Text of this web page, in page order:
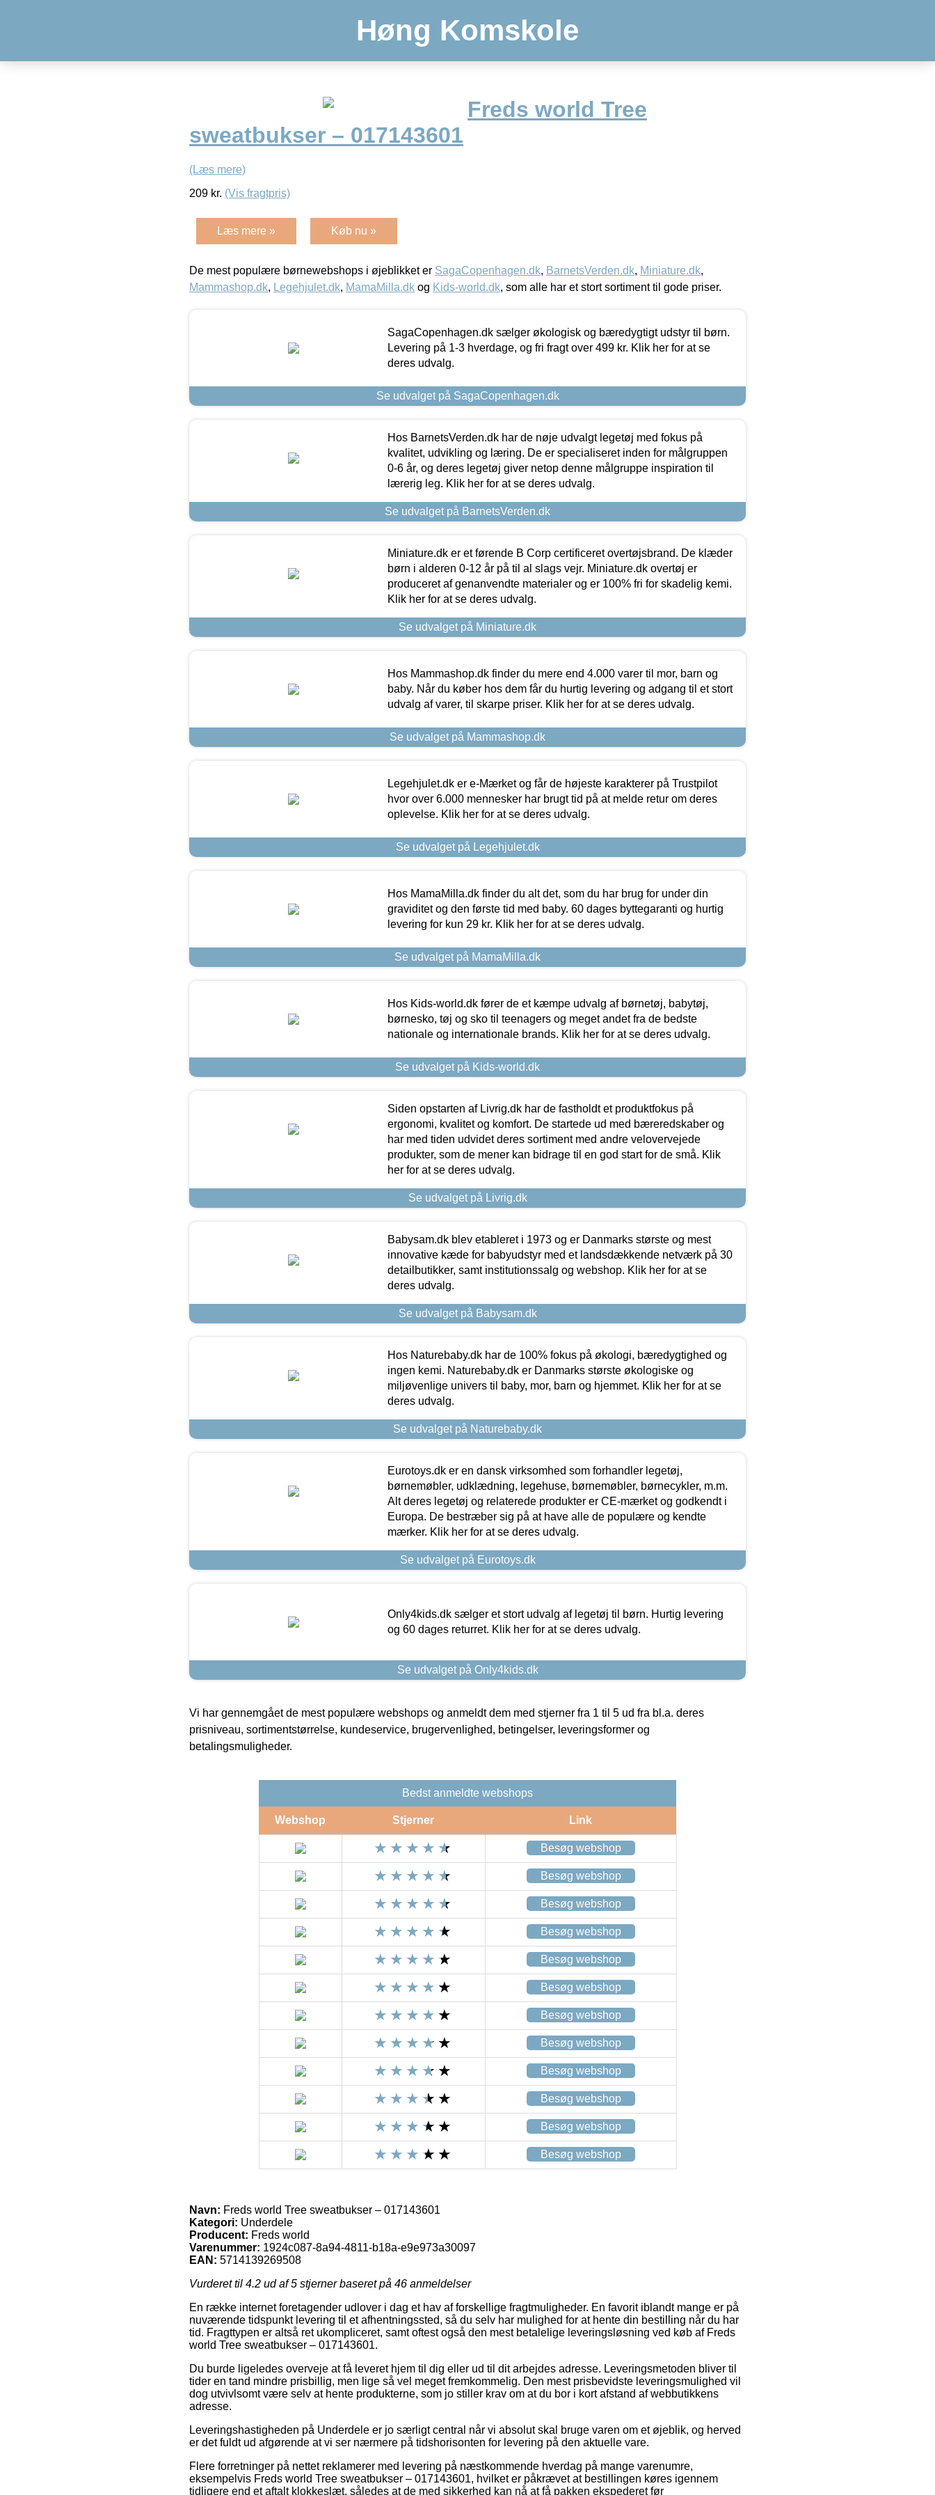
Høng Komskole
Freds world Tree
sweatbukser – 017143601
(Læs mere)
209 kr. (Vis fragtpris)
Læs mere » Køb nu »
De mest populære børnewebshops i øjeblikket er SagaCopenhagen.dk, BarnetsVerden.dk, Miniature.dk,
Mammashop.dk, Legehjulet.dk, MamaMilla.dk og Kids-world.dk, som alle har et stort sortiment til gode priser.
SagaCopenhagen.dk sælger økologisk og bæredygtigt udstyr til børn.
Levering på 1-3 hverdage, og fri fragt over 499 kr. Klik her for at se
deres udvalg.
Se udvalget på SagaCopenhagen.dk
Hos BarnetsVerden.dk har de nøje udvalgt legetøj med fokus på
kvalitet, udvikling og læring. De er specialiseret inden for målgruppen
0-6 år, og deres legetøj giver netop denne målgruppe inspiration til
lærerig leg. Klik her for at se deres udvalg.
Se udvalget på BarnetsVerden.dk
Miniature.dk er et førende B Corp certificeret overtøjsbrand. De klæder
børn i alderen 0-12 år på til al slags vejr. Miniature.dk overtøj er
produceret af genanvendte materialer og er 100% fri for skadelig kemi.
Klik her for at se deres udvalg.
Se udvalget på Miniature.dk
Hos Mammashop.dk finder du mere end 4.000 varer til mor, barn og
baby. Når du køber hos dem får du hurtig levering og adgang til et stort
udvalg af varer, til skarpe priser. Klik her for at se deres udvalg.
Se udvalget på Mammashop.dk
Legehjulet.dk er e-Mærket og får de højeste karakterer på Trustpilot
hvor over 6.000 mennesker har brugt tid på at melde retur om deres
oplevelse. Klik her for at se deres udvalg.
Se udvalget på Legehjulet.dk
Hos MamaMilla.dk finder du alt det, som du har brug for under din
graviditet og den første tid med baby. 60 dages byttegaranti og hurtig
levering for kun 29 kr. Klik her for at se deres udvalg.
Se udvalget på MamaMilla.dk
Hos Kids-world.dk fører de et kæmpe udvalg af børnetøj, babytøj,
børnesko, tøj og sko til teenagers og meget andet fra de bedste
nationale og internationale brands. Klik her for at se deres udvalg.
Se udvalget på Kids-world.dk
Siden opstarten af Livrig.dk har de fastholdt et produktfokus på
ergonomi, kvalitet og komfort. De startede ud med bæreredskaber og
har med tiden udvidet deres sortiment med andre velovervejede
produkter, som de mener kan bidrage til en god start for de små. Klik
her for at se deres udvalg.
Se udvalget på Livrig.dk
Babysam.dk blev etableret i 1973 og er Danmarks største og mest
innovative kæde for babyudstyr med et landsdækkende netværk på 30
detailbutikker, samt institutionssalg og webshop. Klik her for at se
deres udvalg.
Se udvalget på Babysam.dk
Hos Naturebaby.dk har de 100% fokus på økologi, bæredygtighed og
ingen kemi. Naturebaby.dk er Danmarks største økologiske og
miljøvenlige univers til baby, mor, barn og hjemmet. Klik her for at se
deres udvalg.
Se udvalget på Naturebaby.dk
Eurotoys.dk er en dansk virksomhed som forhandler legetøj,
børnemøbler, udklædning, legehuse, børnemøbler, børnecykler, m.m.
Alt deres legetøj og relaterede produkter er CE-mærket og godkendt i
Europa. De bestræber sig på at have alle de populære og kendte
mærker. Klik her for at se deres udvalg.
Se udvalget på Eurotoys.dk
Only4kids.dk sælger et stort udvalg af legetøj til børn. Hurtig levering
og 60 dages returret. Klik her for at se deres udvalg.
Se udvalget på Only4kids.dk
Vi har gennemgået de mest populære webshops og anmeldt dem med stjerner fra 1 til 5 ud fra bl.a. deres
prisniveau, sortimentstørrelse, kundeservice, brugervenlighed, betingelser, leveringsformer og
betalingsmuligheder.
Bedst anmeldte webshops
Webshop Stjerner Link
Besøg webshop
Besøg webshop
Besøg webshop
Besøg webshop
Besøg webshop
Besøg webshop
Besøg webshop
Besøg webshop
Besøg webshop
Besøg webshop
Besøg webshop
Besøg webshop
Navn: Freds world Tree sweatbukser – 017143601
Kategori: Underdele
Producent: Freds world
Varenummer: 1924c087-8a94-4811-b18a-e9e973a30097
EAN: 5714139269508
Vurderet til 4.2 ud af 5 stjerner baseret på 46 anmeldelser
En række internet foretagender udlover i dag et hav af forskellige fragtmuligheder. En favorit iblandt mange er på
nuværende tidspunkt levering til et afhentningssted, så du selv har mulighed for at hente din bestilling når du har
tid. Fragttypen er altså ret ukompliceret, samt oftest også den mest betalelige leveringsløsning ved køb af Freds
world Tree sweatbukser – 017143601.
Du burde ligeledes overveje at få leveret hjem til dig eller ud til dit arbejdes adresse. Leveringsmetoden bliver til
tider en tand mindre prisbillig, men lige så vel meget fremkommelig. Den mest prisbevidste leveringsmulighed vil
dog utvivlsomt være selv at hente produkterne, som jo stiller krav om at du bor i kort afstand af webbutikkens
adresse.
Leveringshastigheden på Underdele er jo særligt central når vi absolut skal bruge varen om et øjeblik, og herved
er det fuldt ud afgørende at vi ser nærmere på tidshorisonten for levering på den aktuelle vare.
Flere forretninger på nettet reklamerer med levering på næstkommende hverdag på mange varenumre,
eksempelvis Freds world Tree sweatbukser – 017143601, hvilket er påkrævet at bestillingen køres igennem
tidligere end et aftalt klokkeslæt, således at de med sikkerhed kan nå at få pakken ekspederet før